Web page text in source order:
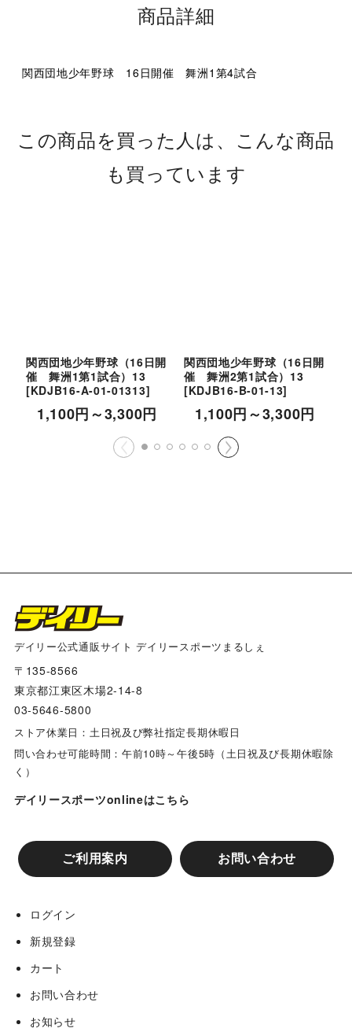
商品詳細
関西団地少年野球 16日開催 舞洲1第4試合
この商品を買った人は、こんな商品
も買っています
関西団地少年野球（16日開
催 舞洲1第1試合）13
[KDJB16-A-01-01313]
1,100円～3,300円
関西団地少年野球（16日開
催 舞洲2第1試合）13
[KDJB16-B-01-13]
1,100円～3,300円
デイリー公式通販サイト デイリースポーツまるしぇ
〒135-8566
東京都江東区木場2-14-8
03-5646-5800
ストア休業日：土日祝及び弊社指定長期休暇日
問い合わせ可能時間：午前10時～午後5時（土日祝及び長期休暇除
く）
デイリースポーツonlineはこちら
ご利用案内 お問い合わせ
ログイン
新規登録
カート
お問い合わせ
お知らせ